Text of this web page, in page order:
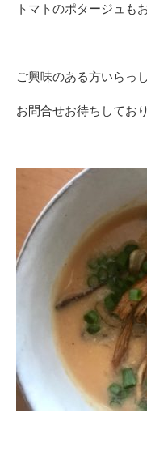
トマトのポタージュも
ご興味のある方いらっ
お問合せお待ちしており